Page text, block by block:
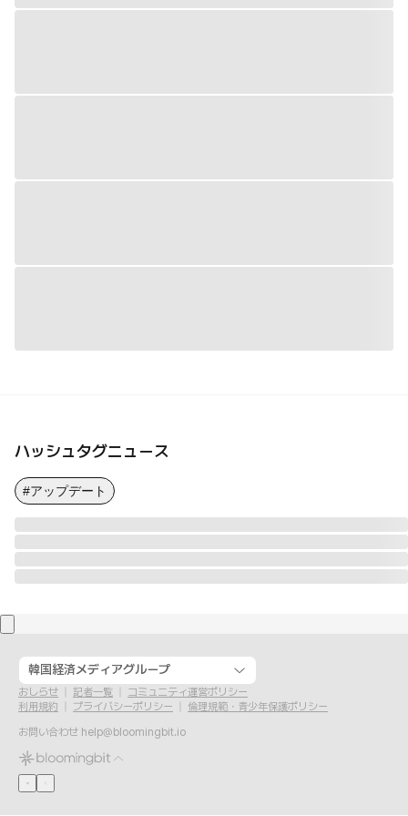
ハッシュタグニュース
#アップデート
韓国経済メディアグループ
おしらせ 記者一覧
コミュニティ運営ポリシー
利用規約
プライバシーポリシー
倫理規範・青少年保護ポリシー
お問い合わせ help@bloomingbit.io